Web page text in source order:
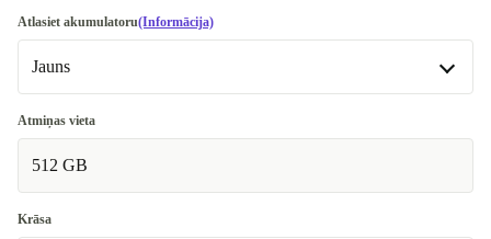
Atlasiet akumulatoru(Informācija)
Jauns
Jauns
Pieejams citās konfigurācijās
Optimāls
Atmiņas vieta
512 GB
Krāsa